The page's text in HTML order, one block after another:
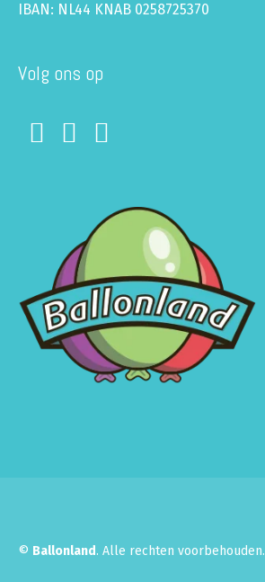
IBAN: NL44 KNAB 0258725370
Volg ons op
© Ballonland. Alle rechten voorbehouden.